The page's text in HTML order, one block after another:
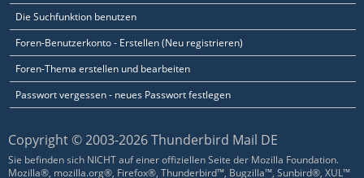
Die Suchfunktion benutzen
Foren-Benutzerkonto - Erstellen (Neu registrieren)
Foren-Thema erstellen und bearbeiten
Passwort vergessen - neues Passwort festlegen
Copyright © 2003-2026 Thunderbird Mail DE
Sie befinden sich NICHT auf einer offiziellen Seite der Mozilla Foundation.
Mozilla®, mozilla.org®, Firefox®, Thunderbird™, Bugzilla™, Sunbird®, XUL™